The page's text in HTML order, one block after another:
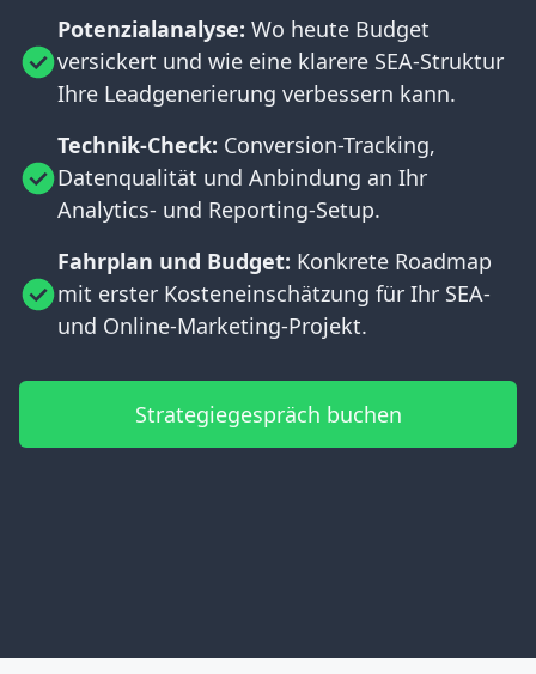
Potenzialanalyse: Wo heute Budget
versickert und wie eine klarere SEA-Struktur
Ihre Leadgenerierung verbessern kann.
Technik-Check: Conversion-Tracking,
Datenqualität und Anbindung an Ihr
Analytics- und Reporting-Setup.
Fahrplan und Budget: Konkrete Roadmap
mit erster Kosteneinschätzung für Ihr SEA-
und Online-Marketing-Projekt.
Strategiegespräch buchen